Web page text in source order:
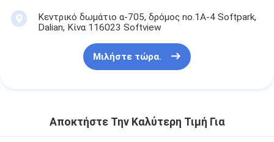
Κεντρικό δωμάτιο α-705, δρόμος no.1A-4 Softpark,
Dalian, Κίνα 116023 Softview
Μιλήστε τώρα.
Αποκτήστε Την Καλύτερη Τιμή Για